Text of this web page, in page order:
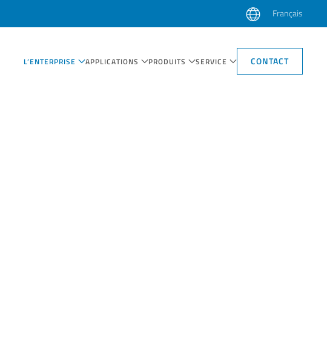
Français
L’ENTERPRISE APPLICATIONS PRODUITS SERVICE CONTACT